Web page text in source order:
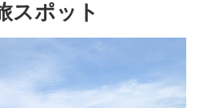
スポット